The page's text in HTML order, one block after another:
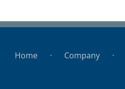
Home Company